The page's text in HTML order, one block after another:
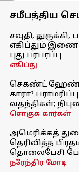
சமீபத்திய
சவுதி,
எகிப்தும்
புது பரபரப்பு
எகிப்து
செகண்ட் ஹேண்ட்
காரா?
வதந்திகள்;
சொகுசு கார்கள்
அமெரிக்கத்
தெரிவித்த
தொலைபேசி
நரேந்திர மோடி